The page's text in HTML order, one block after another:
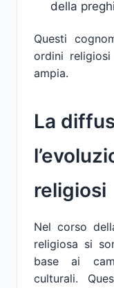
della
Questi
ordini
ampia.
La
religiosi
Nel corso
religiosa si
base ai
culturali.